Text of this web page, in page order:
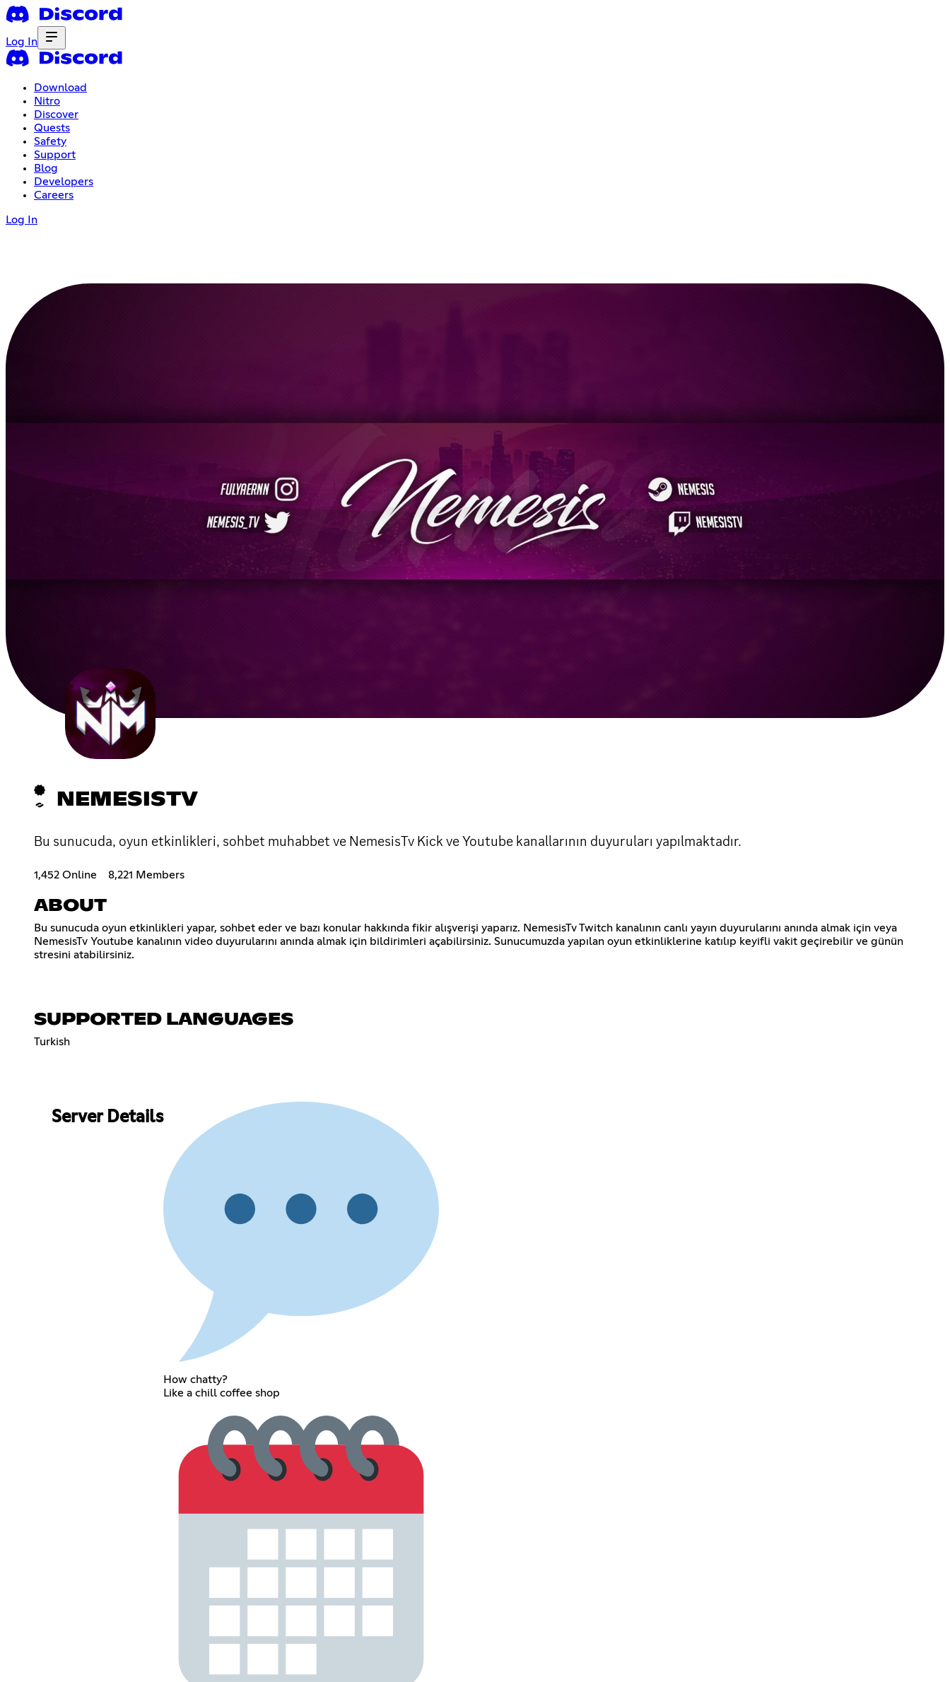
Log In
Download
Nitro
Discover
Quests
Safety
Support
Blog
Developers
Careers
Log In
NEMESISTV
Bu sunucuda, oyun etkinlikleri, sohbet muhabbet ve NemesisTv Kick ve Youtube kanallarının duyuruları yapılmaktadır.
1,452 Online 8,221 Members
ABOUT
Bu sunucuda oyun etkinlikleri yapar, sohbet eder ve bazı konular hakkında fikir alışverişi yaparız. NemesisTv Twitch kanalının canlı yayın duyurularını anında almak için veya
NemesisTv Youtube kanalının video duyurularını anında almak için bildirimleri açabilirsiniz. Sunucumuzda yapılan oyun etkinliklerine katılıp keyifli vakit geçirebilir ve günün
stresini atabilirsiniz.
SUPPORTED LANGUAGES
Turkish
Server Details
How chatty?
Like a chill coffee shop